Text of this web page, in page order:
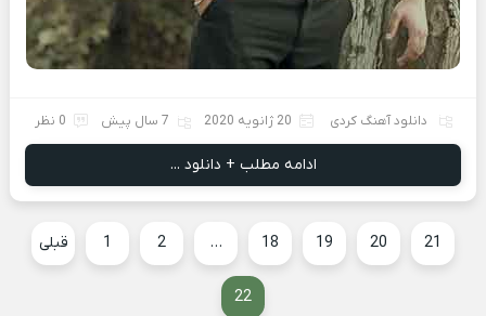
دانلود آهنگ کردی 20 ژانویه 2020 7 سال پیش 0 نظر
ادامه مطلب + دانلود ...
قبلی 1 2 … 18 19 20 21
22